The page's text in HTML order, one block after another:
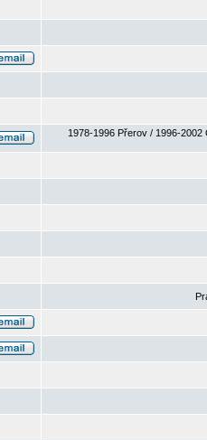
1978-1996 Přerov / 1996-2002